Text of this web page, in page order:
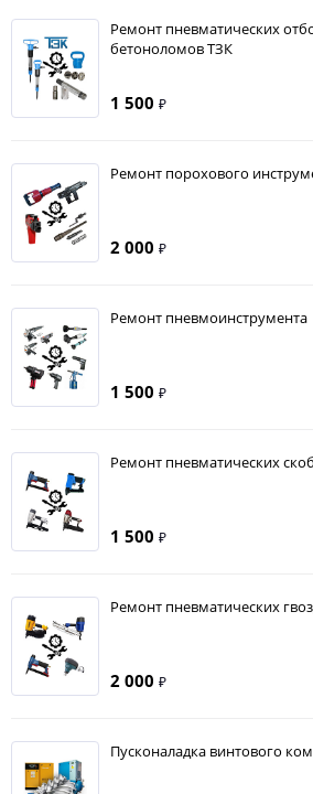
Ремонт пневматических
бетоноломов ТЗК
1 500 ₽
Ремонт порохового
2 000 ₽
Ремонт пневмоинструмента
1 500 ₽
Ремонт пневматических
1 500 ₽
Ремонт пневматических
2 000 ₽
Пусконаладка винтового